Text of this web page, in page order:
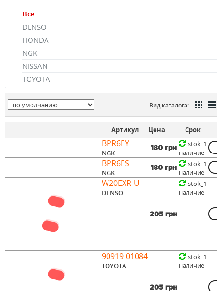
Все
DENSO
HONDA
NGK
NISSAN
TOYOTA
Вид каталога:
Артикул Цена Срок
BPR6EY
NGK
180 грн
stok_1
наличие
BPR6ES
NGK
180 грн
stok_1
наличие
W20EXR-U
DENSO
205 грн
stok_1
наличие
90919-01084
TOYOTA
205 грн
stok_1
наличие